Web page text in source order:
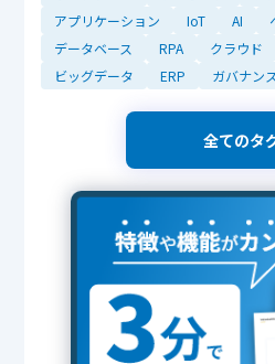
アプリケーション
IoT AI
データベース
RPA クラウド
ビッグデータ
ERP ガバナンス
全てのタ